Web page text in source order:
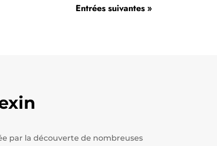
Entrées suivantes »
par la découverte de nombreuses